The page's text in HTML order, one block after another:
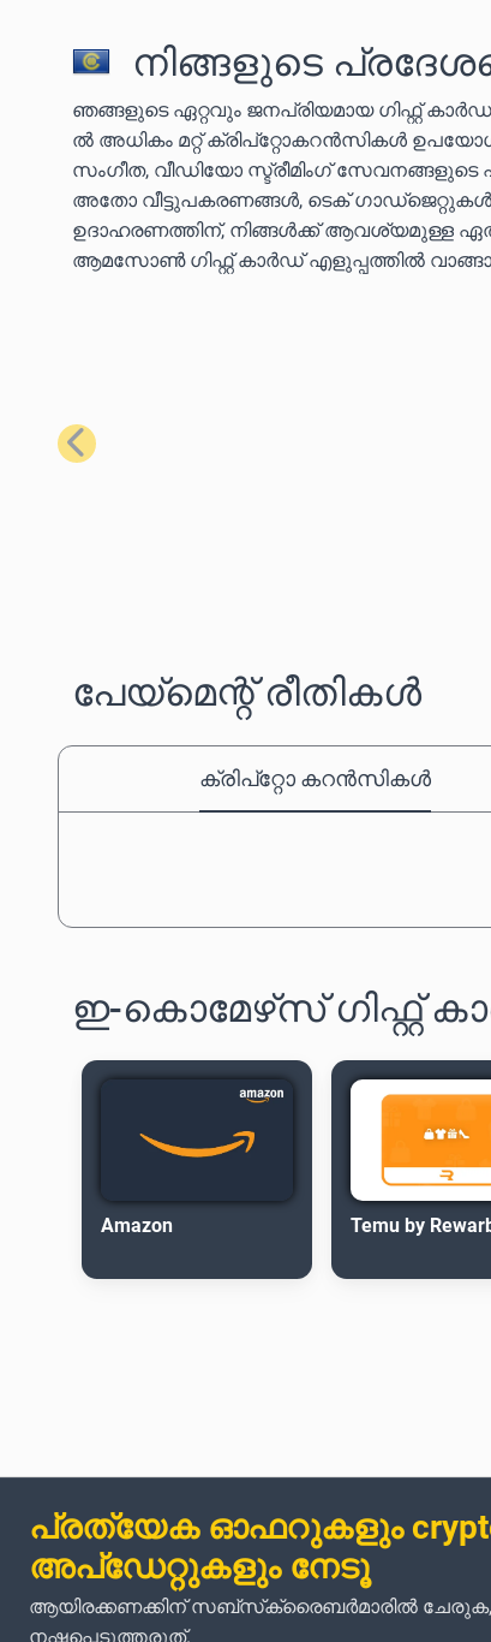
നിങ്ങളുടെ
ഞങ്ങളുടെ ഏറ്റവും ജനപ്രിയമായ ഗിഫ്റ്റ്
ൽ അധികം മറ്റ് ക്രിപ്‌റ്റോകറൻസികൾ
സംഗീത, വീഡിയോ സ്ട്രീമിംഗ്
അതോ വീട്ടുപകരണങ്ങൾ, ടെക്
ഉദാഹരണത്തിന്, നിങ്ങൾക്ക് ആവശ്യമുള്ള ഏത്
ആമസോൺ ഗിഫ്റ്റ് കാർഡ് എളുപ്പത്തിൽ
മുമ്പത്തെ
പേയ്‌മെന്റ് രീതികൾ
ക്രിപ്‌റ്റോ കറൻസികൾ
ഇ-കൊമേഴ്‌സ് ഗിഫ്റ്റ്
Amazon Temu by
പ്രത്യേക ഓഫറുകളും
അപ്‌ഡേറ്റുകളും നേടൂ
ആയിരക്കണക്കിന് സബ്‌സ്‌ക്രൈബർമാരിൽ
നഷ്ടപ്പെടുത്തരുത്.